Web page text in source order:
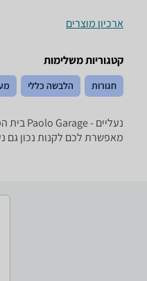
ארכיון מוצרים
קטגוריות משלימות
חגורות הלבשה כללי
מאפשרת לכם לקנות נכון גם